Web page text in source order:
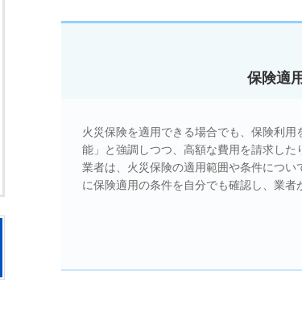
保険適
火災保険を適用できる場合でも、保険利
能」と強調しつつ、高額な費用を請求し
業者は、火災保険の適用範囲や条件につ
に保険適用の条件を自分でも確認し、業者